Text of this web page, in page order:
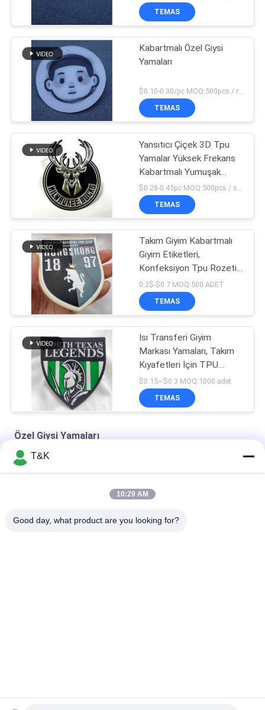
TEMAS
Kabartmalı Özel Giysi
Yamaları
$0.10-0.30/pc MOQ:500pcs / renk
TEMAS
Yansıtıcı Çiçek 3D Tpu
Yamalar Yüksek Frekans
Kabartmalı Yumuşak
Aplike Rozeti
$0.28-0.45pc MOQ:500pcs / sipariş
TEMAS
Takım Giyim Kabartmalı
Giyim Etiketleri,
Konfeksiyon Tpu Rozeti
Üzerinde Isı Transferi
0.2$-$0.7 MOQ:500 ADET
TEMAS
Isı Transferi Giyim
Markası Yamaları, Takım
Kıyafetleri İçin TPU
Rozeti
$0.15~$0.3 MOQ:1000 adet
TEMAS
Özel Giysi Yamaları
Spor Giyim İçin Sürdürülebilir Özel Giyim Yamaları
T&K
10:29 AM
Good day, what product are you looking for?